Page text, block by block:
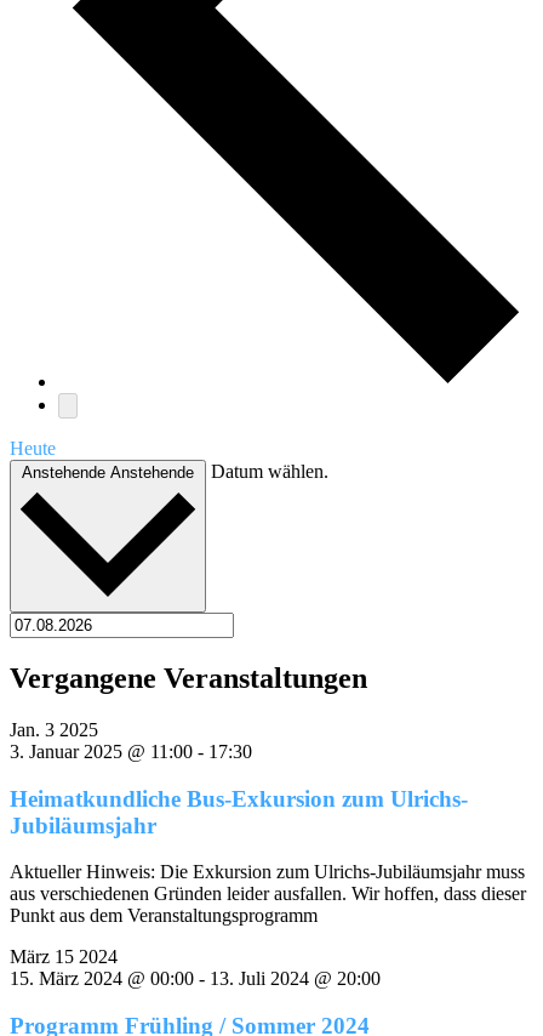
Heute
Anstehende Anstehende Datum wählen.
Vergangene Veranstaltungen
Jan. 3 2025
3. Januar 2025 @ 11:00 - 17:30
Heimatkundliche Bus-Exkursion zum Ulrichs-
Jubiläumsjahr
Aktueller Hinweis: Die Exkursion zum Ulrichs-Jubiläumsjahr muss
aus verschiedenen Gründen leider ausfallen. Wir hoffen, dass dieser
Punkt aus dem Veranstaltungsprogramm
März 15 2024
15. März 2024 @ 00:00 - 13. Juli 2024 @ 20:00
Programm Frühling / Sommer 2024